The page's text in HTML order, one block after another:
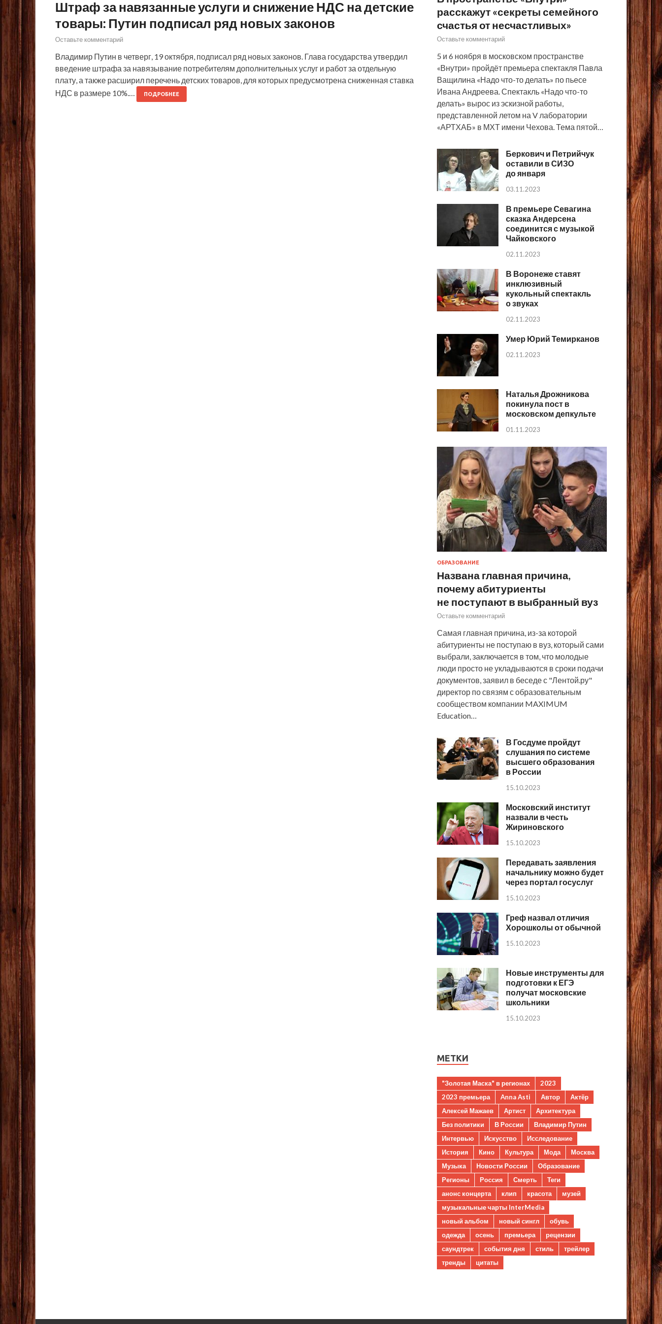
Штраф за навязанные услуги и снижение НДС на детские
товары: Путин подписал ряд новых законов
Оставьте комментарий
Владимир Путин в четверг, 19 октября, подписал ряд новых законов. Глава государства утвердил
введение штрафа за навязывание потребителям дополнительных услуг и работ за отдельную
плату, а также расширил перечень детских товаров, для которых предусмотрена сниженная ставка
НДС в размере 10%.…
ПОДРОБНЕЕ
расскажут «секреты семейного
счастья от несчастливых»
Оставьте комментарий
5 и 6 ноября в московском пространстве
«Внутри» пройдёт премьера спектакля Павла
Ващилина «Надо что-то делать» по пьесе
Ивана Андреева. Спектакль «Надо что-то
делать» вырос из эскизной работы,
представленной летом на V лаборатории
«АРТХАБ» в МХТ имени Чехова. Тема пятой…
Беркович и Петрийчук
оставили в СИЗО
до января
03.11.2023
В премьере Севагина
сказка Андерсена
соединится с музыкой
Чайковского
02.11.2023
В Воронеже ставят
инклюзивный
кукольный спектакль
о звуках
02.11.2023
Умер Юрий Темирканов
02.11.2023
Наталья Дрожникова
покинула пост в
московском депкульте
01.11.2023
ОБРАЗОВАНИЕ
Названа главная причина,
почему абитуриенты
не поступают в выбранный вуз
Оставьте комментарий
Самая главная причина, из-за которой
абитуриенты не поступаю в вуз, который сами
выбрали, заключается в том, что молодые
люди просто не укладываются в сроки подачи
документов, заявил в беседе с "Лентой.ру"
директор по связям с образовательным
сообществом компании MAXIMUM
Education…
В Госдуме пройдут
слушания по системе
высшего образования
в России
15.10.2023
Московский институт
назвали в честь
Жириновского
15.10.2023
Передавать заявления
начальнику можно будет
через портал госуслуг
15.10.2023
Греф назвал отличия
Хорошколы от обычной
15.10.2023
Новые инструменты для
подготовки к ЕГЭ
получат московские
школьники
15.10.2023
МЕТКИ
"Золотая Маска" в регионах
2023
2023 премьера
Anna Asti Автор
Актёр
Алексей Мажаев
Артист
Архитектура
Без политики
В России
Владимир Путин
Интервью
Искусство
Исследование
История
Кино Культура Мода
Москва
Музыка
Новости России
Образование
Регионы
Россия Смерть
Теги
анонс концерта
клип красота
музей
музыкальные чарты InterMedia
новый альбом
новый сингл
обувь
одежда
осень премьера
рецензии
саундтрек
события дня стиль
трейлер
тренды
цитаты